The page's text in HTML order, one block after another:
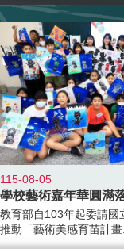
115-08-05
教育部自103年起委請國
推動「藝術美感育苗計畫